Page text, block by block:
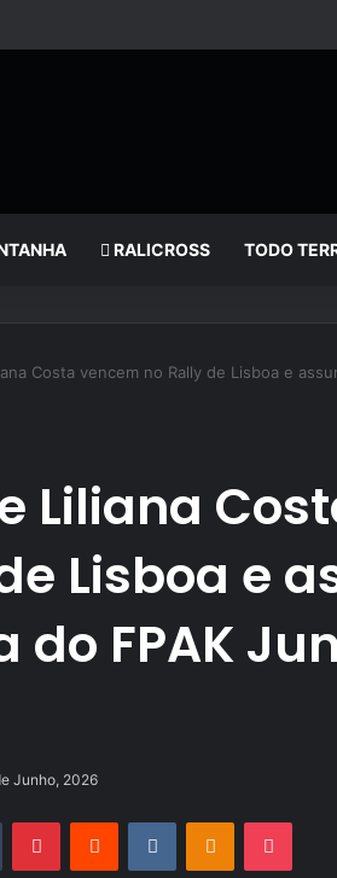
RALICROSS TODO
Costa vencem no Rally de Lisboa e
Liliana
Lisboa e
do FPAK
Junho, 2026
Tumblr PinterestReddit VKontakteOdnoklassniki
Pocket